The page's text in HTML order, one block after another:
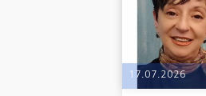
17.07.2026